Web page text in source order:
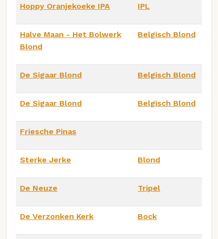
Hoppy Oranjekoeke IPA IPL
Halve Maan - Het Bolwerk
Blond
Belgisch Blond
De Sigaar Blond Belgisch Blond
De Sigaar Blond Belgisch Blond
Friesche Pinas
Sterke Jerke Blond
De Neuze Tripel
De Verzonken Kerk Bock